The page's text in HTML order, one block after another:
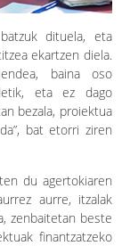
dituela, eta
ekartzen diela.
baina oso
eta ez dago
bezala, proiektua
bat etorri ziren
du agertokiaren
aurre, itzalak
zenbaitetan beste
finantzatzeko